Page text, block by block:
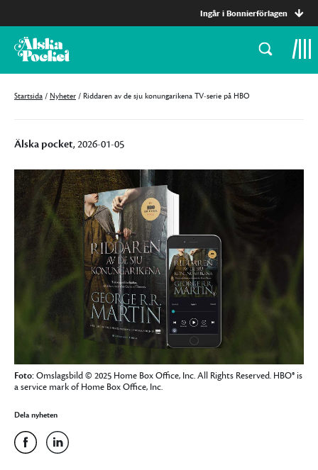
Ingår i Bonnierförlagen
Startsida / Nyheter / Riddaren av de sju konungarikena TV-serie på HBO
Älska pocket, 2026-01-05
Foto:Omslagsbild © 2025 Home Box Office, Inc. All Rights Reserved. HBO® is
a service mark of Home Box Office, Inc.
Dela nyheten